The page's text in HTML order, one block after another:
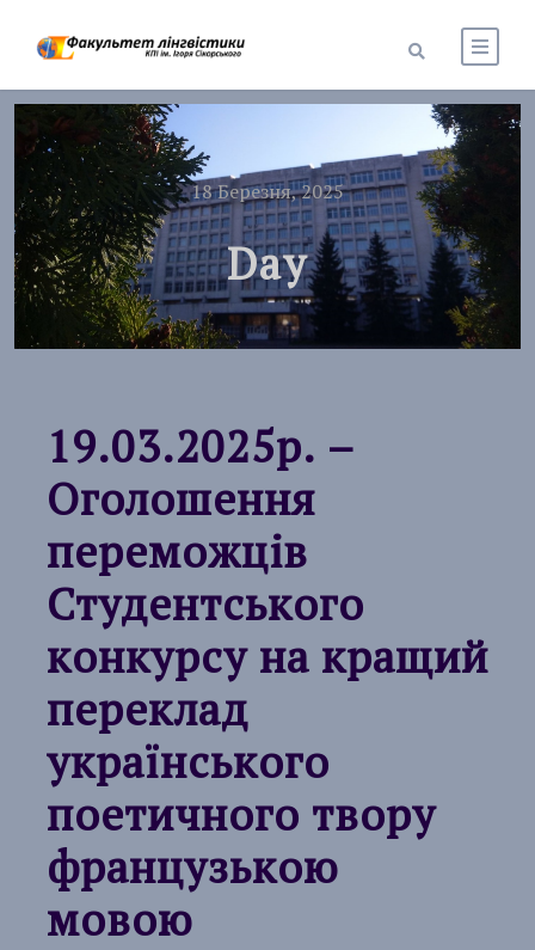
18 Березня, 2025
Day
19.03.2025р. –
Оголошення
переможців
Студентського
конкурсу на кращий
переклад
українського
поетичного твору
французькою
мовою